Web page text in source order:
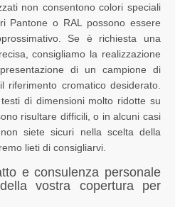
non consentono colori speciali
Pantone o RAL possono essere
Se è richiesta una
consigliamo la realizzazione
di un campione di
cromatico desiderato.
di dimensioni molto ridotte su
risultare difficili, o in alcuni casi
siete sicuri nella scelta della
lieti di consigliarvi.
e consulenza personale
vostra copertura per